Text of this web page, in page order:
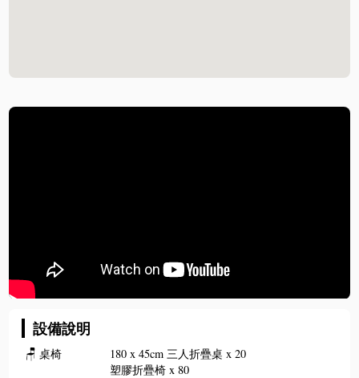
設備說明
🪑 桌椅
180 x 45cm 三人折疊桌 x 20
塑膠折疊椅 x 80